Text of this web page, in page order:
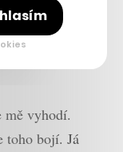
docela
Kanady.
mě vyhodí.
toho bojí. Já